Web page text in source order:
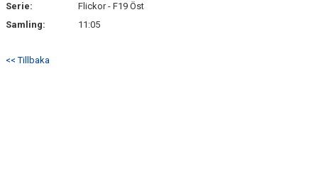
Serie:
Flickor - F19 Öst
Samling:
11:05
<< Tillbaka